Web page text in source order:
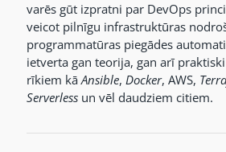
varēs gūt izpratni par DevOps
veicot pilnīgu infrastruktūras
programmatūras piegādes
ietverta gan teorija, gan arī
rīkiem kāAnsible, Docker, AWS,
Serverless un vēl daudziem citiem.